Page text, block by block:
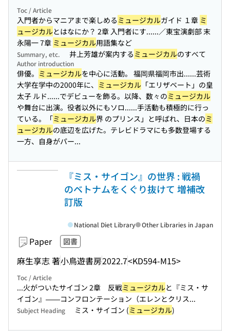
Toc / Article
入門者からマニアまで楽しめる ミュージカルガイド １章 ミ
ュージカルとはなにか？ 2章 入門者にす......／東宝演劇部 末
永陽一 7章 ミュージカル用語集など
Summary, etc. 井上芳雄が案内する ミュージカルのすべて
Author introduction
俳優。 ミュージカルを中心に活動。 福岡県福岡市出......芸術
大学在学中の2000年に、 ミュージカル 「エリザベート」の皇
太子 ルド......でデビューを飾る。以降、数々のミュージカル
や舞台に出演。役者以外にもソロ......手活動も積極的に行っ
ている。「ミュージカル界 のプリンス」と呼ばれ、日本のミ
ュージカルの底辺を広げた。テレビドラマにも多数登場する
一方、自身がパー...
『ミス・サイゴン』の世界 : 戦禍
のベトナムをくぐり抜けて 増補改
訂版
Paper 図書
麻生享志 著小鳥遊書房2022.7<KD594-M15>
National Diet Library Other Libraries in Japan
Toc / Article
...火がついたサイゴン 2章 反戦ミュージカルと『ミス・サ
イゴン』——コンフロンテーション（エレンとクリス...
Subject Heading ミス・サイゴン (ミュージカル)